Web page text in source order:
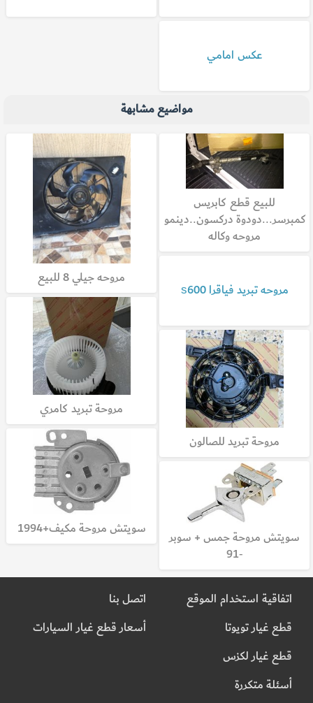
عكس امامي
مواضيع مشابهة
للبيع قطع كابريس
كمبرسر...دودوة دركسون..دينمو
مروحه وكاله
مروحه تبريد فياقرا s600
مروحة تبريد للصالون
سويتش مروحة جمس + سوبر
-91
مروحه جيلي 8 للبيع
مروحة تبريد كامري
سويتش مروحة مكيف+1994
اتفاقية استخدام الموقع
قطع غيار تويوتا
قطع غيار لكزس
أسئلة متكررة
اتصل بنا
أسعار قطع غيار السيارات